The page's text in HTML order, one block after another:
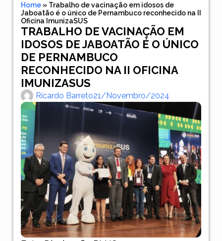
Home» Trabalho de vacinação em idosos de
Jaboatão é o único de Pernambuco reconhecido na II
Oficina ImunizaSUS
TRABALHO DE VACINAÇÃO EM
IDOSOS DE JABOATÃO É O ÚNICO
DE PERNAMBUCO
RECONHECIDO NA II OFICINA
IMUNIZASUS
Ricardo Barreto21/novembro/2024